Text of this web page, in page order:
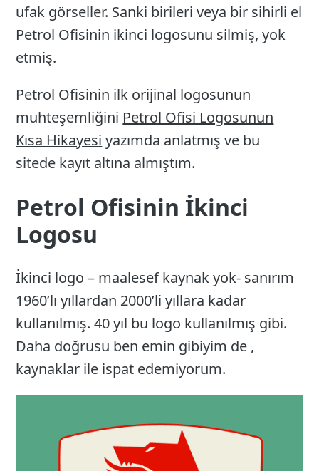
ufak görseller. Sanki birileri veya bir sihirli el
Petrol Ofisinin ikinci logosunu silmiş, yok
etmiş.
Petrol Ofisinin ilk orijinal logosunun
muhteşemliğini Petrol Ofisi Logosunun
Kısa Hikayesi yazımda anlatmış ve bu
sitede kayıt altına almıştım.
Petrol Ofisinin İkinci
Logosu
İkinci logo – maalesef kaynak yok- sanırım
1960’lı yıllardan 2000’li yıllara kadar
kullanılmış. 40 yıl bu logo kullanılmış gibi.
Daha doğrusu ben emin gibiyim de ,
kaynaklar ile ispat edemiyorum.